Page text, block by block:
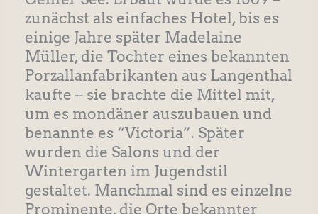
zunächst als einfaches Hotel, bis es
einige Jahre später Madelaine
Müller, die Tochter eines bekannten
Porzallanfabrikanten aus Langenthal
kaufte – sie brachte die Mittel mit,
um es mondäner auszubauen und
benannte es “Victoria”. Später
wurden die Salons und der
Wintergarten im Jugendstil
gestaltet. Manchmal sind es einzelne
Prominente, die Orte bekannter